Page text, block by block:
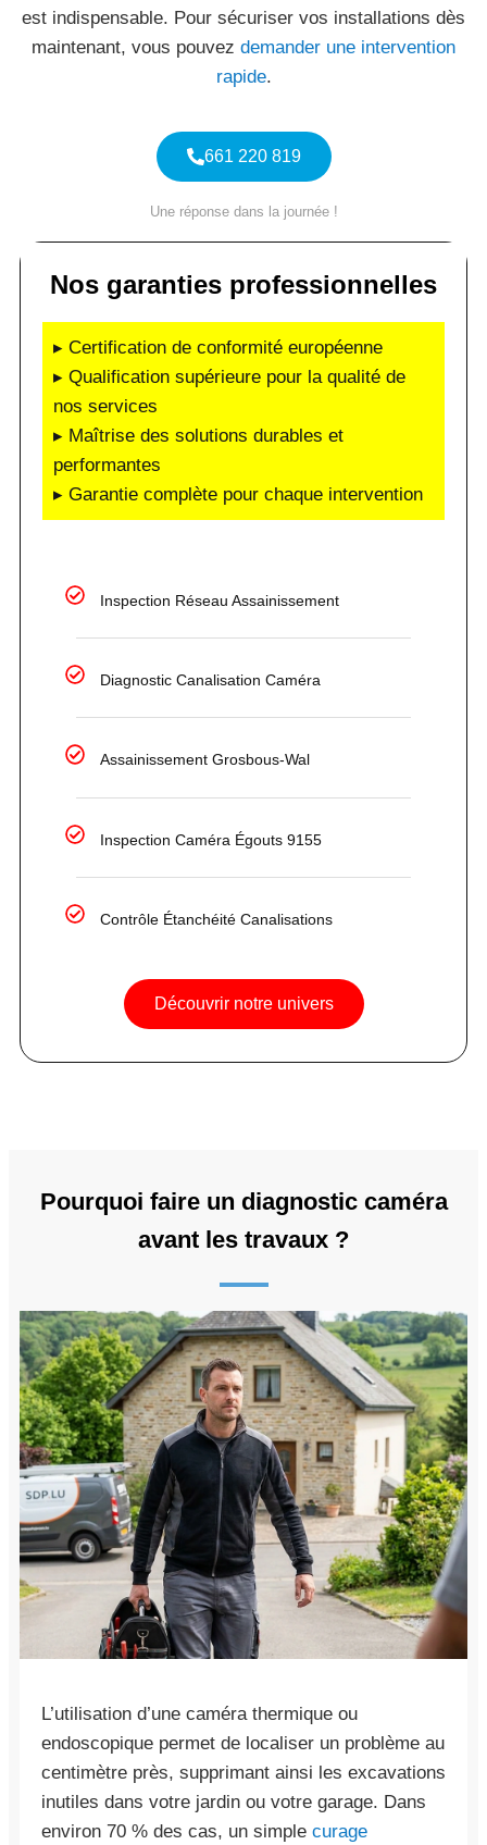
est indispensable. Pour sécuriser vos installations dès
maintenant, vous pouvez demander une intervention
rapide.
661 220 819
Une réponse dans la journée !
Nos garanties professionnelles
▸ Certification de conformité européenne
▸ Qualification supérieure pour la qualité de
nos services
▸ Maîtrise des solutions durables et
performantes
▸ Garantie complète pour chaque intervention
Inspection Réseau Assainissement
Diagnostic Canalisation Caméra
Assainissement Grosbous-Wal
Inspection Caméra Égouts 9155
Contrôle Étanchéité Canalisations
Découvrir notre univers
Pourquoi faire un diagnostic caméra
avant les travaux ?
L’utilisation d’une caméra thermique ou
endoscopique permet de localiser un problème au
centimètre près, supprimant ainsi les excavations
inutiles dans votre jardin ou votre garage. Dans
environ 70 % des cas, un simple curage